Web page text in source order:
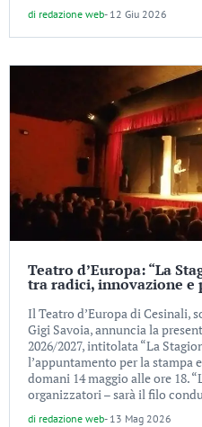
di redazione web- 12 Giu 2026
Teatro d’Europa: “La
tra radici, innovazione
Il Teatro d’Europa di Cesinali,
Gigi Savoia, annuncia la
2026/2027, intitolata “La
l’appuntamento per la stampa
domani 14 maggio alle ore 18.
organizzatori – sarà il filo
di redazione web- 13 Mag 2026